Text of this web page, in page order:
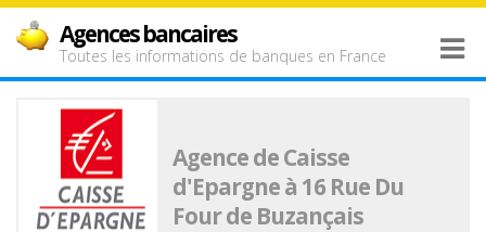
Agences bancaires
Toutes les informations de banques en France
Agence de Caisse
d'Epargne à 16 Rue Du
Four de Buzançais